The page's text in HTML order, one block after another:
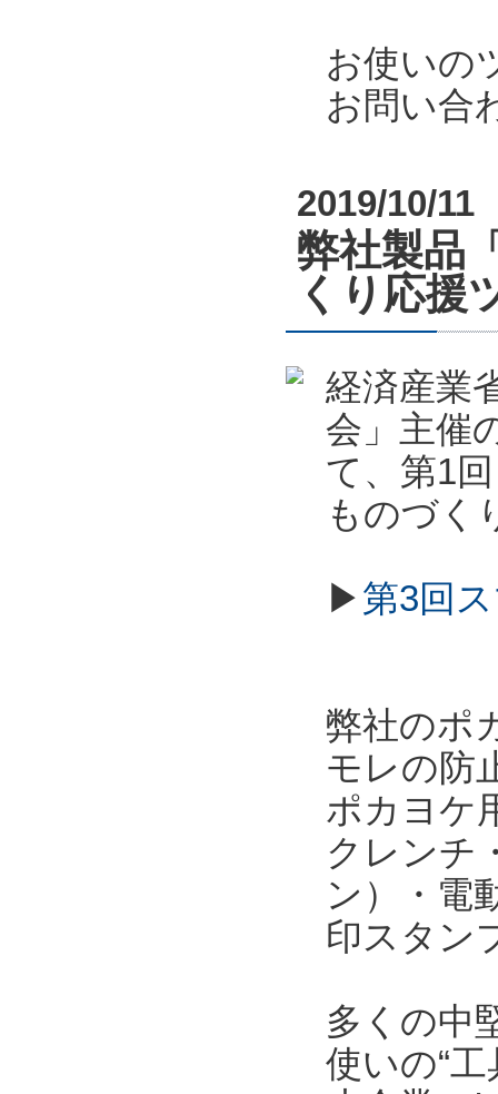
お使いの
お問い合
2019/10/11
弊社製品
くり応援
経済産業
会」主催
て、第1
ものづく
▶第3回
弊社のポ
モレの防
ポカヨケ
クレンチ
ン）・電
印スタン
多くの中
使いの“